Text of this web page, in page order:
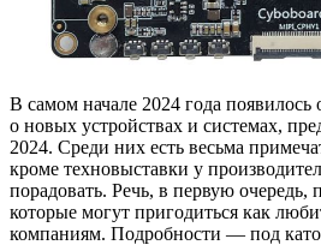
В самом начале 2024 года
о новых устройствах и системах,
2024. Среди них есть весьма
кроме техновыставки у
порадовать. Речь, в первую очередь,
которые могут пригодиться как
компаниям. Подробности — под